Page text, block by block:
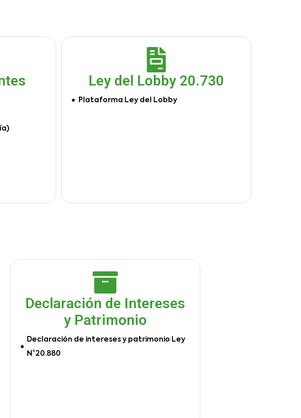
Ley del Lobby 20.730
Plataforma Ley del Lobby
Declaración de Intereses
y Patrimonio
Declaración de intereses y patrimonio Ley
N°20.880